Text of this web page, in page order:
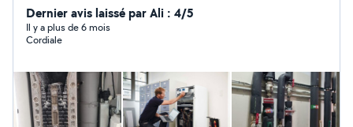
Dernier avis laissé par Ali : 4/5
Il y a plus de 6 mois
Cordiale